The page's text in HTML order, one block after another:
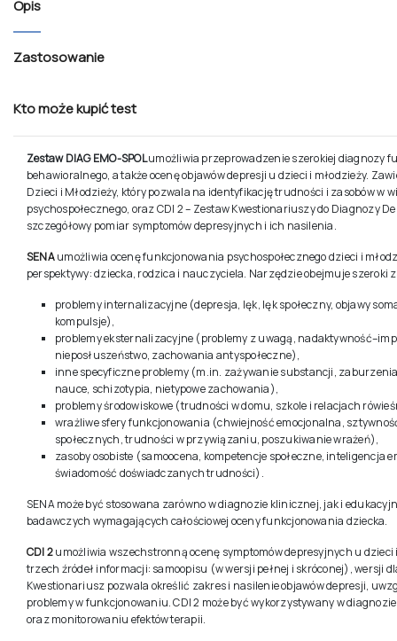
Opis
Zastosowanie
Kto może kupić test
Zestaw DIAG EMO-SPOLumożliwia przeprowadzenie szerokiej diagnozy
behawioralnego, a także ocenę objawów depresji u dzieci i młodzieży.
Dzieci i Młodzieży, który pozwala na identyfikację trudności i zasobów w
psychospołecznego, oraz CDI 2 – Zestaw Kwestionariuszy do Diagnozy
szczegółowy pomiar symptomów depresyjnych i ich nasilenia.
SENAumożliwia ocenę funkcjonowania psychospołecznego dzieci i
perspektywy: dziecka, rodzica i nauczyciela. Narzędzie obejmuje szeroki
problemy internalizacyjne (depresja, lęk, lęk społeczny, objawy
kompulsje),
problemy eksternalizacyjne (problemy z uwagą,
nieposłuszeństwo, zachowania antyspołeczne),
inne specyficzne problemy (m.in. zażywanie substancji,
nauce, schizotypia, nietypowe zachowania),
problemy środowiskowe (trudności w domu, szkole i relacjach
wrażliwe sfery funkcjonowania (chwiejność emocjonalna,
społecznych, trudności w przywiązaniu, poszukiwanie wrażeń),
zasoby osobiste (samoocena, kompetencje społeczne, inteligencja
świadomość doświadczanych trudności).
SENA może być stosowana zarówno w diagnozie klinicznej, jak i
badawczych wymagających całościowej oceny funkcjonowania dziecka.
CDI 2umożliwia wszechstronną ocenę symptomów depresyjnych u dzieci
trzech źródeł informacji: samoopisu (w wersji pełnej i skróconej), wersji
Kwestionariusz pozwala określić zakres i nasilenie objawów depresji,
problemy w funkcjonowaniu. CDI 2 może być wykorzystywany w
oraz monitorowaniu efektów terapii.